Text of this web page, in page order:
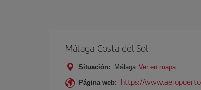
Málaga-Costa del Sol
Situación: Málaga Ver en mapa
Página web: https://